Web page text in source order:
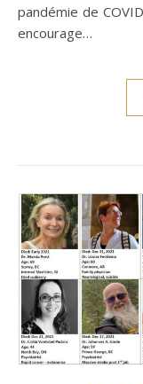
pandémie de
encourage…